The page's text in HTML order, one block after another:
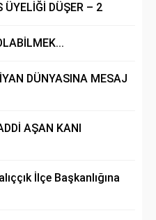
ÜYELİĞİ DÜŞER – 2
DÜNYASINA MESAJ
AŞAN KANI
İlçe Başkanlığına